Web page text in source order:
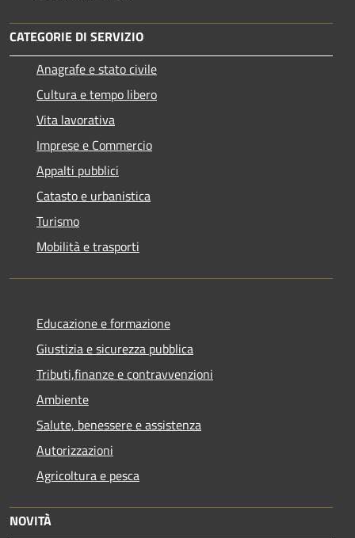
CATEGORIE DI SERVIZIO
Anagrafe e stato civile
Cultura e tempo libero
Vita lavorativa
Imprese e Commercio
Appalti pubblici
Catasto e urbanistica
Turismo
Mobilità e trasporti
Educazione e formazione
Giustizia e sicurezza pubblica
Tributi,finanze e contravvenzioni
Ambiente
Salute, benessere e assistenza
Autorizzazioni
Agricoltura e pesca
NOVITÀ